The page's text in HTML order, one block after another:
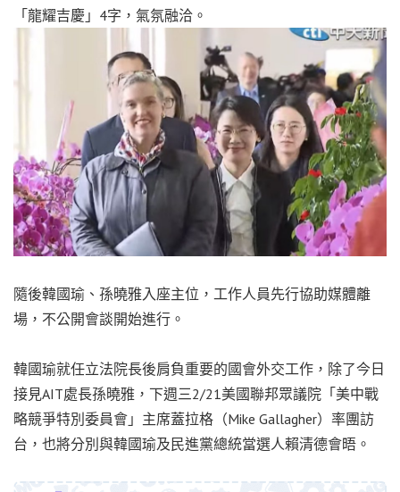
「龍耀吉慶」4字，氣氛融洽。
隨後韓國瑜、孫曉雅入座主位，工作人員先行協助媒體離
場，不公開會談開始進行。
韓國瑜就任立法院長後肩負重要的國會外交工作，除了今日
接見AIT處長孫曉雅，下週三2/21美國聯邦眾議院「美中戰
略競爭特別委員會」主席蓋拉格（Mike Gallagher）率團訪
台，也將分別與韓國瑜及民進黨總統當選人賴清德會晤。